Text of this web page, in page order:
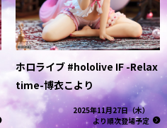
ホロライブ #hololive IF -Relax
time-博衣こより
2025年11月27日（木）
より順次登場予定